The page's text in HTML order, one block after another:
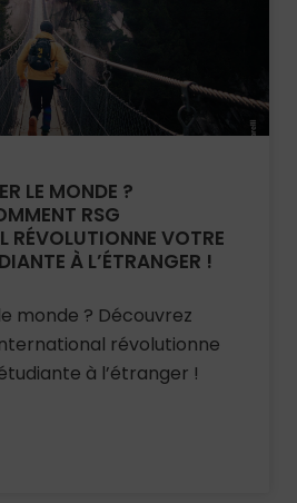
LE MONDE ?
RSG
RÉVOLUTIONNE VOTRE
À L’ÉTRANGER !
monde ? Découvrez
révolutionne
à l’étranger !